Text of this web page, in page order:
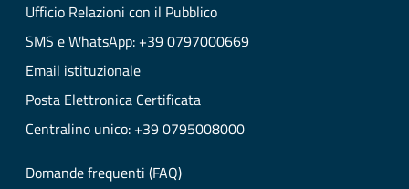
Ufficio Relazioni con il Pubblico
SMS e WhatsApp: +39 0797000669
Email istituzionale
Posta Elettronica Certificata
Centralino unico: +39 0795008000
Domande frequenti (FAQ)